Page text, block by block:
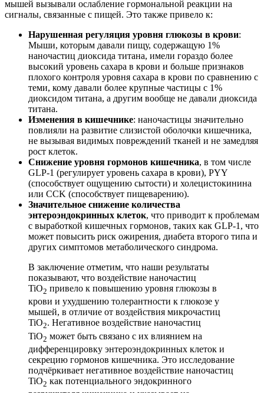
мышей вызывали ослабление гормональной реакции на
сигналы, связанные с пищей. Это также привело к:
Нарушенная регуляция уровня глюкозы в крови:
Мыши, которым давали пищу, содержащую 1%
наночастиц диоксида титана, имели гораздо более
высокий уровень сахара в крови и больше признаков
плохого контроля уровня сахара в крови по сравнению с
теми, кому давали более крупные частицы с 1%
диоксидом титана, а другим вообще не давали диоксида
титана.
Изменения в кишечнике: наночастицы значительно
повлияли на развитие слизистой оболочки кишечника,
не вызывая видимых повреждений тканей и не замедляя
рост клеток.
Снижение уровня гормонов кишечника, в том числе
GLP-1 (регулирует уровень сахара в крови), PYY
(способствует ощущению сытости) и холецистокинина
или CCK (способствует пищеварению).
Значительное снижение количества
энтероэндокринных клеток, что приводит к проблемам
с выработкой кишечных гормонов, таких как GLP-1, что
может повысить риск ожирения, диабета второго типа и
других симптомов метаболического синдрома.
В заключение отметим, что наши результаты
показывают, что воздействие наночастиц
TiO2 привело к повышению уровня глюкозы в
крови и ухудшению толерантности к глюкозе у
мышей, в отличие от воздействия микрочастиц
TiO2. Негативное воздействие наночастиц
TiO2 может быть связано с их влиянием на
дифференцировку энтероэндокринных клеток и
секрецию гормонов кишечника. Это исследование
подчёркивает негативное воздействие наночастиц
TiO2 как потенциального эндокринного